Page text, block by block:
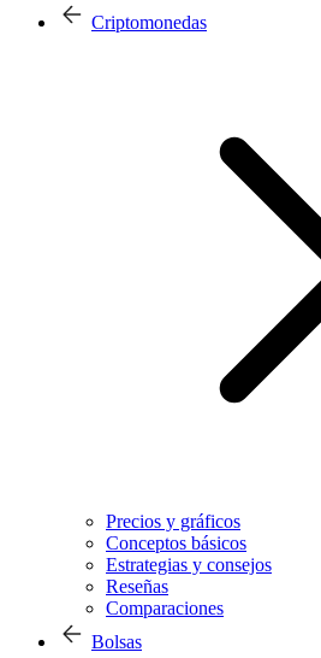
Criptomonedas
Precios y gráficos
Conceptos básicos
Estrategias y consejos
Reseñas
Comparaciones
Bolsas